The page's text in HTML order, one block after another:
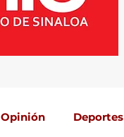
Opinión Deportes